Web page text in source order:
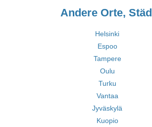
Andere Orte,
Helsinki
Espoo
Tampere
Oulu
Turku
Vantaa
Jyväskylä
Kuopio